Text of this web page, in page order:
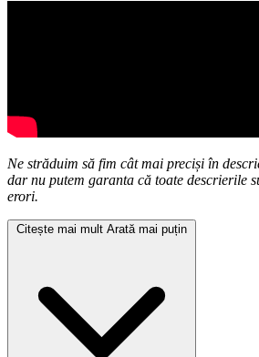
Ne străduim să fim cât mai preciși în
dar nu putem garanta că toate descrierile
erori.
Citește mai mult Arată mai puțin